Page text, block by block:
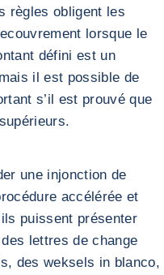
règles obligent les
lorsque le
défini est un
il est possible de
s’il est prouvé que
une injonction de
accélérée et
puissent présenter
lettres de change
des weksels in blanco,